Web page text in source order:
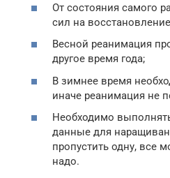
От состояния самого
сил на
Весной реанимация
другое время года;
В зимнее время
иначе реанимация не
Необходимо
данные для
пропустить одну, все
надо.